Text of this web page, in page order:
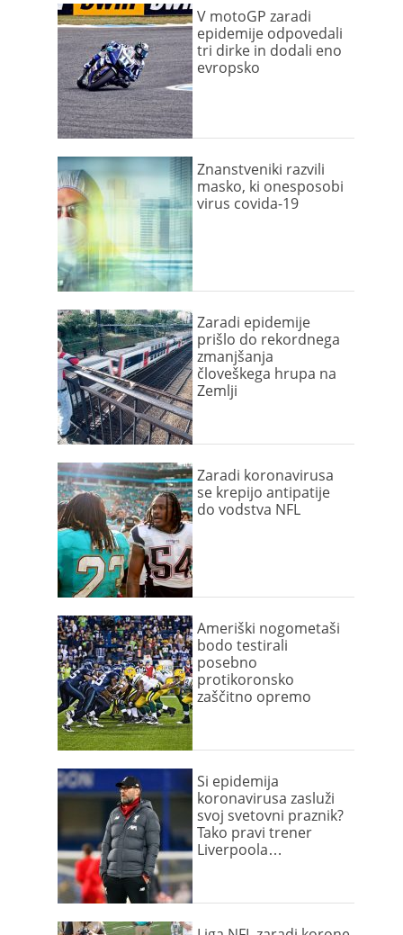
V motoGP zaradi
epidemije odpovedali
tri dirke in dodali eno
evropsko
Znanstveniki razvili
masko, ki onesposobi
virus covida-19
Zaradi epidemije
prišlo do rekordnega
zmanjšanja
človeškega hrupa na
Zemlji
Zaradi koronavirusa
se krepijo antipatije
do vodstva NFL
Ameriški nogometaši
bodo testirali
posebno
protikoronsko
zaščitno opremo
Si epidemija
koronavirusa zasluži
svoj svetovni praznik?
Tako pravi trener
Liverpoola…